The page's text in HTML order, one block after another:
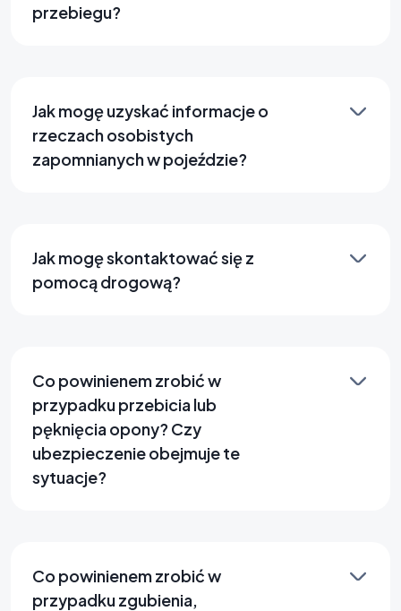
przebiegu?
Jak mogę uzyskać informacje o
rzeczach osobistych
zapomnianych w pojeździe?
Jak mogę skontaktować się z
pomocą drogową?
Co powinienem zrobić w
przypadku przebicia lub
pęknięcia opony? Czy
ubezpieczenie obejmuje te
sytuacje?
Co powinienem zrobić w
przypadku zgubienia,